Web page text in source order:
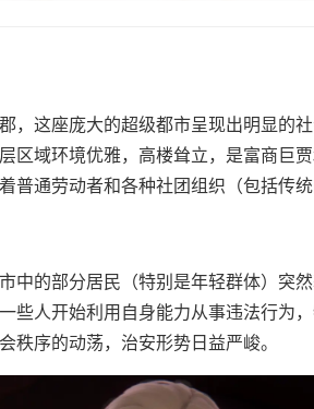
，这座庞大的超级都市呈现出明显的
区域环境优雅，高楼耸立，是富商巨
普通劳动者和各种社团组织（包括传统
中的部分居民（特别是年轻群体）突
些人开始利用自身能力从事违法行为
秩序的动荡，治安形势日益严峻。